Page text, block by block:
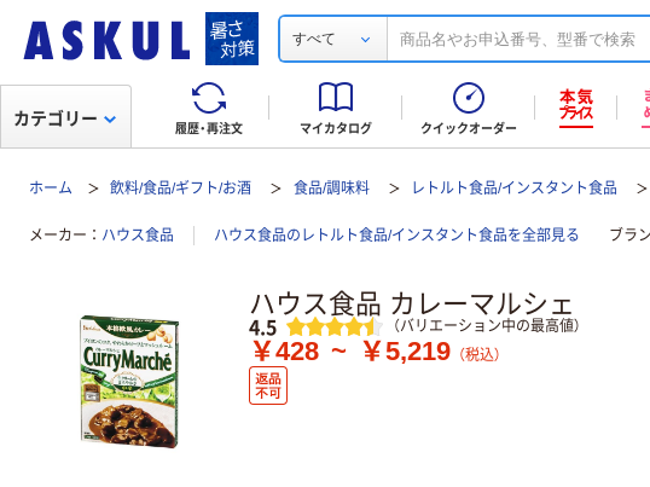
すべて
履歴・再注文 マイカタログ クイックオーダー
カテゴリー
ホーム 飲料/食品/ギフト/お酒 食品/調味料 レトルト食品/インスタント食品
メーカー ハウス食品 ハウス食品のレトルト食品/インスタント食品を全部見る ブラ
ハウス食品 カレーマルシェ
レビュー
4.5 （バリエーション中の最高値）
￥428 ~ ￥5,219 （税込）